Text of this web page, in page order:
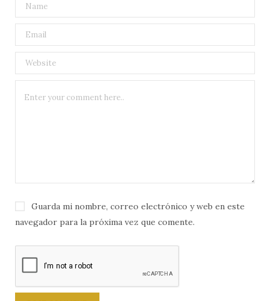
Guarda mi nombre, correo electrónico y web en este
navegador para la próxima vez que comente.